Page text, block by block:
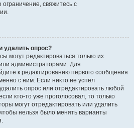
свяжитесь с
удалить опрос?
могут редактироваться только их
администраторами. Для
к редактированию первого сообщения
с ним. Если никто не успел
опрос или отредактировать любой
кто-то уже проголосовал, то только
могут отредактировать или удалить
нельзя было менять варианты